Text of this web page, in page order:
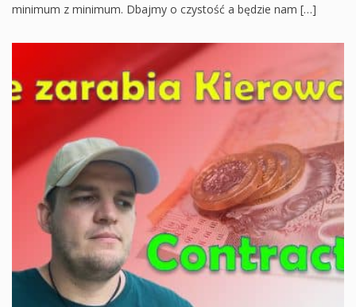
minimum z minimum. Dbajmy o czystość a będzie nam […]